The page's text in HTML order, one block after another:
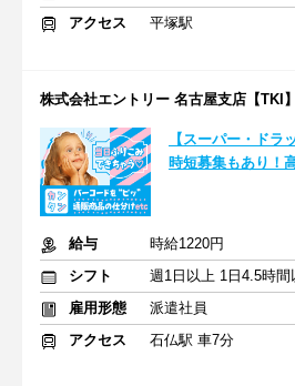
アクセス
平塚駅
株式会社エントリー 名古屋支店【TKI
【スーパー・ドラ
時短募集もあり！
給与
時給1220円
シフト
雇用形態
派遣社員
アクセス
石仏駅 車7分